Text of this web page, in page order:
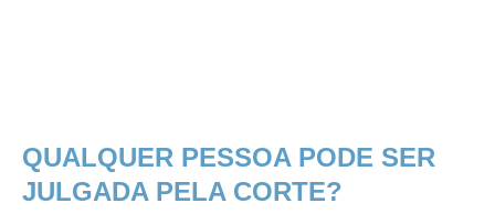
QUALQUER PESSOA PODE SER
JULGADA PELA CORTE?